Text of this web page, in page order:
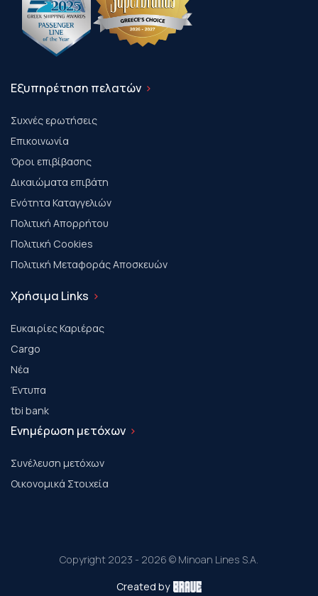
Εξυπηρέτηση πελατών
Συχνές ερωτήσεις
Επικοινωνία
Όροι επιβίβασης
Δικαιώματα επιβάτη
Ενότητα Καταγγελιών
Πολιτική Απορρήτου
Πολιτική Cookies
Πολιτική Μεταφοράς Αποσκευών
Χρήσιμα Links
Ευκαιρίες Καριέρας
Cargo
Νέα
Έντυπα
tbi bank
Ενημέρωση μετόχων
Συνέλευση μετόχων
Οικονομικά Στοιχεία
Copyright 2023 - 2026 © Minoan Lines S.A.
Created by